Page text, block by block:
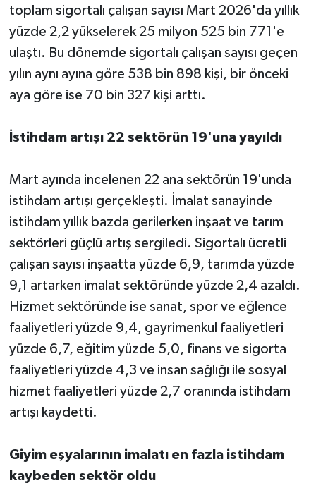
toplam sigortalı çalışan sayısı Mart 2026'da yıllık
yüzde 2,2 yükselerek 25 milyon 525 bin 771'e
ulaştı. Bu dönemde sigortalı çalışan sayısı geçen
yılın aynı ayına göre 538 bin 898 kişi, bir önceki
aya göre ise 70 bin 327 kişi arttı.
İstihdam artışı 22 sektörün 19'una yayıldı
Mart ayında incelenen 22 ana sektörün 19'unda
istihdam artışı gerçekleşti. İmalat sanayinde
istihdam yıllık bazda gerilerken inşaat ve tarım
sektörleri güçlü artış sergiledi. Sigortalı ücretli
çalışan sayısı inşaatta yüzde 6,9, tarımda yüzde
9,1 artarken imalat sektöründe yüzde 2,4 azaldı.
Hizmet sektöründe ise sanat, spor ve eğlence
faaliyetleri yüzde 9,4, gayrimenkul faaliyetleri
yüzde 6,7, eğitim yüzde 5,0, finans ve sigorta
faaliyetleri yüzde 4,3 ve insan sağlığı ile sosyal
hizmet faaliyetleri yüzde 2,7 oranında istihdam
artışı kaydetti.
Giyim eşyalarının imalatı en fazla istihdam
kaybeden sektör oldu